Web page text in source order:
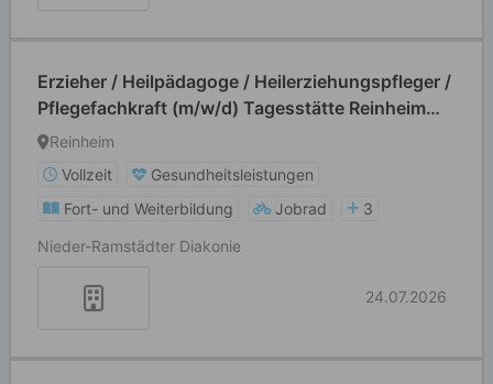
Erzieher / Heilpädagoge / Heilerziehungspfleger /
Pflegefachkraft (m/w/d) Tagesstätte Reinheim
Ueberau
Reinheim
Vollzeit
Gesundheitsleistungen
Fort- und Weiterbildung
Jobrad
3
Nieder-Ramstädter Diakonie
24.07.2026